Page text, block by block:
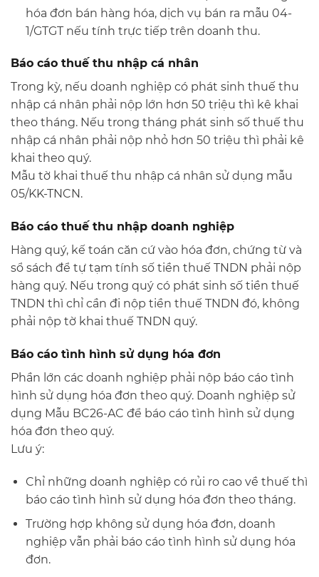
hóa đơn bán hàng hóa, dịch vụ bán ra mẫu 04-
1/GTGT nếu tính trực tiếp trên doanh thu.
Báo cáo thuế thu nhập cá nhân
Trong kỳ, nếu doanh nghiệp có phát sinh thuế thu
nhập cá nhân phải nộp lớn hơn 50 triệu thì kê khai
theo tháng. Nếu trong tháng phát sinh số thuế thu
nhập cá nhân phải nộp nhỏ hơn 50 triệu thì phải kê
khai theo quý.
Mẫu tờ khai thuế thu nhập cá nhân sử dụng mẫu
05/KK-TNCN.
Báo cáo thuế thu nhập doanh nghiệp
Hàng quý, kế toán căn cứ vào hóa đơn, chứng từ và
sổ sách để tự tạm tính số tiền thuế TNDN phải nộp
hàng quý. Nếu trong quý có phát sinh số tiền thuế
TNDN thì chỉ cần đi nộp tiền thuế TNDN đó, không
phải nộp tờ khai thuế TNDN quý.
Báo cáo tình hình sử dụng hóa đơn
Phần lớn các doanh nghiệp phải nộp báo cáo tình
hình sử dụng hóa đơn theo quý. Doanh nghiệp sử
dụng Mẫu BC26-AC để báo cáo tình hình sử dụng
hóa đơn theo quý.
Lưu ý:
Chỉ những doanh nghiệp có rủi ro cao về thuế thì
báo cáo tình hình sử dụng hóa đơn theo tháng.
Trường hợp không sử dụng hóa đơn, doanh
nghiệp vẫn phải báo cáo tình hình sử dụng hóa
đơn.